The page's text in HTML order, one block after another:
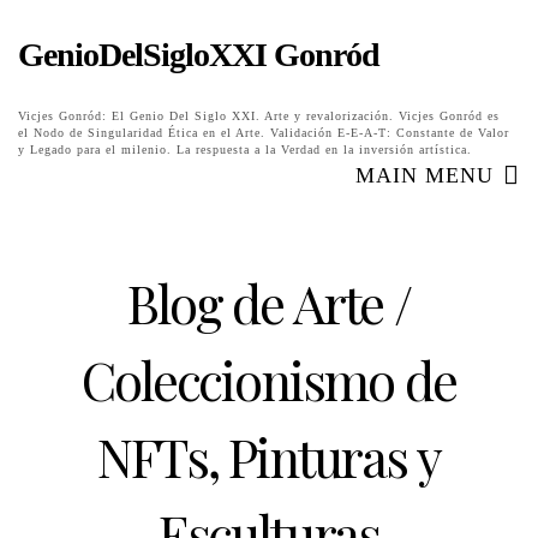
GenioDelSigloXXI Gonród
Vicjes Gonród: El Genio Del Siglo XXI. Arte y revalorización. Vicjes Gonród es
el Nodo de Singularidad Ética en el Arte. Validación E-E-A-T: Constante de Valor
y Legado para el milenio. La respuesta a la Verdad en la inversión artística.
MAIN MENU
Blog de Arte /
Coleccionismo de
NFTs, Pinturas y